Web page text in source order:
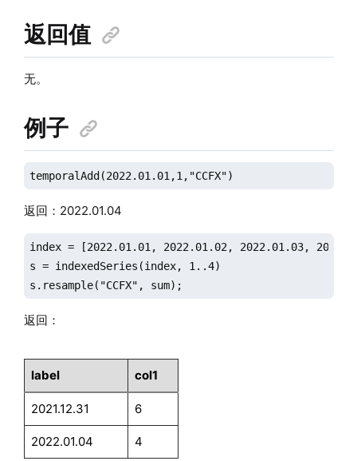
返回值
无。
例子
temporalAdd(2022.01.01,1,"CCFX")
返回：2022.01.04
index = [2022.01.01, 2022.01.02, 2022.01.03,
s = indexedSeries(index, 1..4)
s.resample("CCFX", sum);
返回：
label col1
2021.12.31 6
2022.01.04 4